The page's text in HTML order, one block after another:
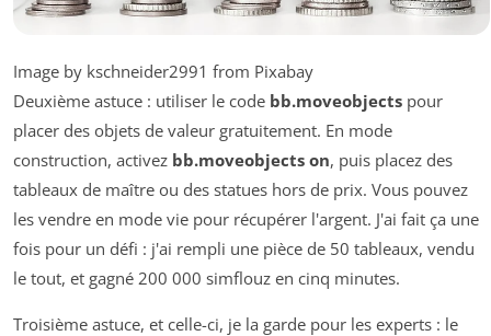
Image by kschneider2991 from Pixabay
Deuxième astuce : utiliser le code bb.moveobjects pour
placer des objets de valeur gratuitement. En mode
construction, activez bb.moveobjects on, puis placez des
tableaux de maître ou des statues hors de prix. Vous pouvez
les vendre en mode vie pour récupérer l'argent. J'ai fait ça une
fois pour un défi : j'ai rempli une pièce de 50 tableaux, vendu
le tout, et gagné 200 000 simflouz en cinq minutes.
Troisième astuce, et celle-ci, je la garde pour les experts : le